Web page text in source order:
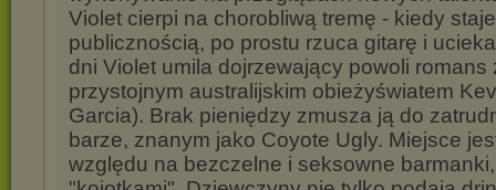
Violet cierpi na chorobliwą tremę - kiedy
publicznością, po prostu rzuca gitarę i
dni Violet umila dojrzewający powoli romans
przystojnym australijskim obieżyświatem
Garcia). Brak pieniędzy zmusza ją do
barze, znanym jako Coyote Ugly. Miejsce
względu na bezczelne i seksowne